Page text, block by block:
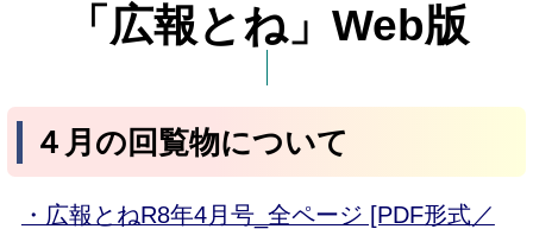
「広報とね」Web版
４月の回覧物について
・広報とねR8年4月号_全ページ [PDF形式／